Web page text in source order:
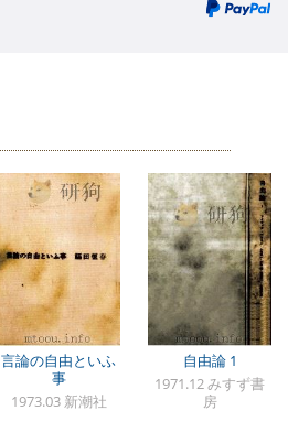
言論の自由といふ
事
1973.03 新潮社
自由論 1
1971.12 みすず書
房